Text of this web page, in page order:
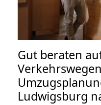
Gut beraten
Ludwigsburg